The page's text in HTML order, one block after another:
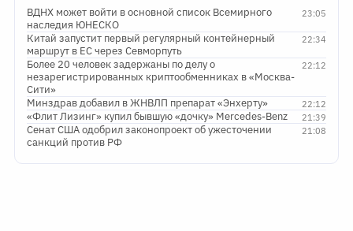
23:05
ВДНХ может войти в основной список Всемирного
наследия ЮНЕСКО
22:34
Китай запустит первый регулярный контейнерный
маршрут в ЕС через Севморпуть
22:12
Более 20 человек задержаны по делу о
незарегистрированных криптообменниках в «Москва-
Сити»
22:12
Минздрав добавил в ЖНВЛП препарат «Энхерту»
21:39
«Флит Лизинг» купил бывшую «дочку» Mercedes-Benz
21:08
Сенат США одобрил законопроект об ужесточении
санкций против РФ